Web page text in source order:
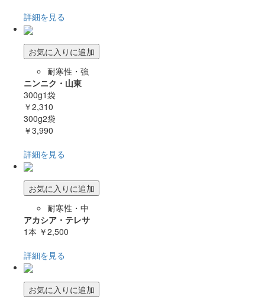
詳細を見る
お気に入りに追加
耐寒性・強
ニンニク・山東
300g1袋
￥2,310
300g2袋
￥3,990
詳細を見る
お気に入りに追加
耐寒性・中
アカシア・テレサ
1本 ￥2,500
詳細を見る
お気に入りに追加